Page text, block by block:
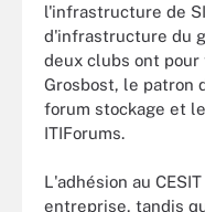
l'infrastructure de
d'infrastructure du
deux clubs ont
Grosbost, le patron
forum stockage et
ITIForums.
L'adhésion au
entreprise, tandis